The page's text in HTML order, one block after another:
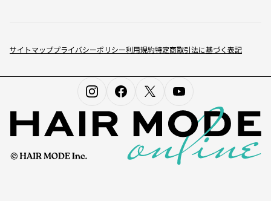
サイトマッププライバシーポリシー利用規約特定商取引法に基づく表記